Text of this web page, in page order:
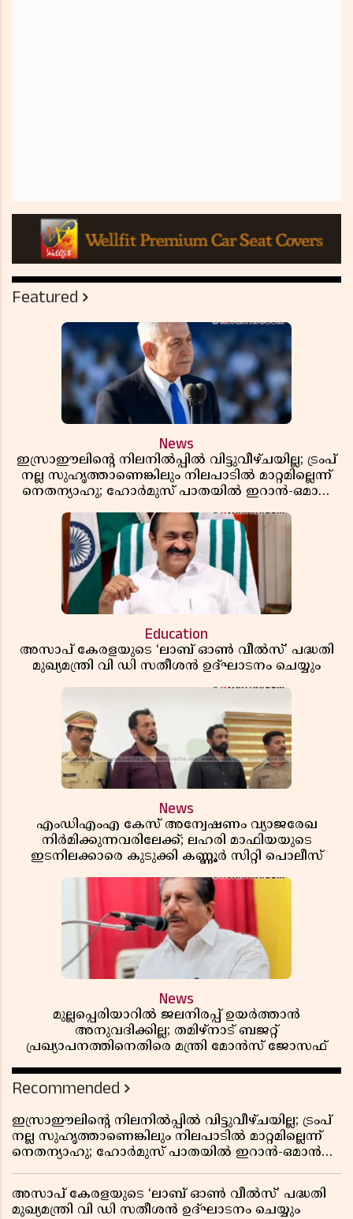
Featured
News
ഇസ്രാഈലിന്റെ നിലനിൽപ്പിൽ വിട്ടുവീഴ്ചയില്ല; ട്രംപ്
നല്ല സുഹൃത്താണെങ്കിലും നിലപാടിൽ മാറ്റമില്ലെന്ന്
നെതന്യാഹു; ഹോർമുസ് പാതയിൽ ഇറാൻ-ഒമാൻ
Education
അസാപ് കേരളയുടെ ‘ലാബ് ഓൺ വീൽസ്’ പദ്ധതി
മുഖ്യമന്ത്രി വി ഡി സതീശൻ ഉദ്ഘാടനം ചെയ്യും
News
എംഡിഎംഎ കേസ് അന്വേഷണം വ്യാജരേഖ
നിർമിക്കുന്നവരിലേക്ക്; ലഹരി മാഫിയയുടെ
ഇടനിലക്കാരെ കുടുക്കി കണ്ണൂർ സിറ്റി പൊലീസ്
News
മുല്ലപ്പെരിയാറിൽ ജലനിരപ്പ് ഉയർത്താൻ
അനുവദിക്കില്ല; തമിഴ്നാട് ബജറ്റ്
പ്രഖ്യാപനത്തിനെതിരെ മന്ത്രി മോൻസ് ജോസഫ്
Recommended
ഇസ്രാഈലിന്റെ നിലനിൽപ്പിൽ വിട്ടുവീഴ്ചയില്ല; ട്രംപ്
നല്ല സുഹൃത്താണെങ്കിലും നിലപാടിൽ മാറ്റമില്ലെന്ന്
നെതന്യാഹു; ഹോർമുസ് പാതയിൽ ഇറാൻ-ഒമാൻ
അസാപ് കേരളയുടെ ‘ലാബ് ഓൺ വീൽസ്’ പദ്ധതി
മുഖ്യമന്ത്രി വി ഡി സതീശൻ ഉദ്ഘാടനം ചെയ്യും